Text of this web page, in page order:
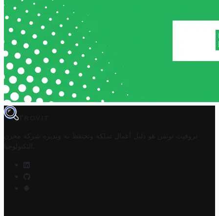
TROVIT
تروفيت تونس هو دليل أعمال تملكه وتحتفظ به وتديره
شركة مخزن
التكنولوجيا